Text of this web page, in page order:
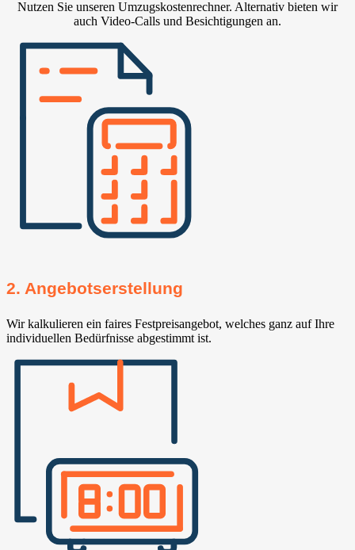
Nutzen Sie unseren Umzugskostenrechner. Alternativ bieten wir
auch Video-Calls und Besichtigungen an.
2. Angebotserstellung
Wir kalkulieren ein faires Festpreisangebot, welches ganz auf Ihre
individuellen Bedürfnisse abgestimmt ist.